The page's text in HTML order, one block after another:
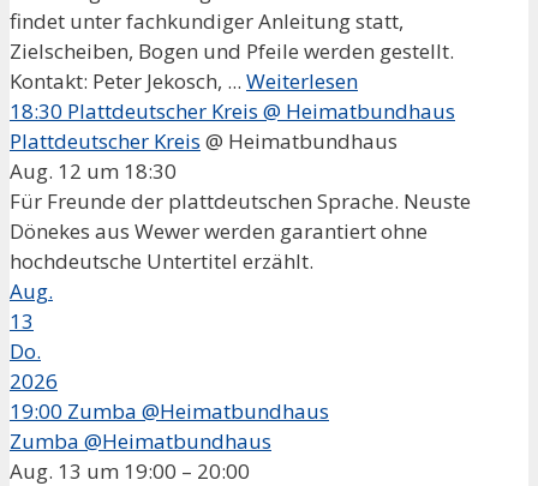
findet unter fachkundiger Anleitung statt,
Zielscheiben, Bogen und Pfeile werden gestellt.
Kontakt: Peter Jekosch, ... Weiterlesen
18:30 Plattdeutscher Kreis @ Heimatbundhaus
Plattdeutscher Kreis @ Heimatbundhaus
Aug. 12 um 18:30
Für Freunde der plattdeutschen Sprache. Neuste
Dönekes aus Wewer werden garantiert ohne
hochdeutsche Untertitel erzählt.
Aug.
13
Do.
2026
19:00 Zumba @Heimatbundhaus
Zumba @Heimatbundhaus
Aug. 13 um 19:00 – 20:00